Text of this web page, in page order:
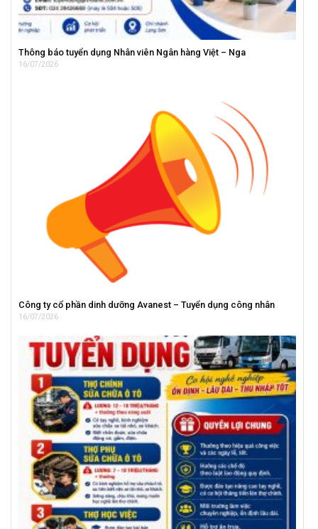
Thông báo tuyển dụng Nhân viên Ngân hàng Việt – Nga
16/07/2026
Công ty cổ phần dinh dưỡng Avanest – Tuyển dụng công nhân
16/07/2026